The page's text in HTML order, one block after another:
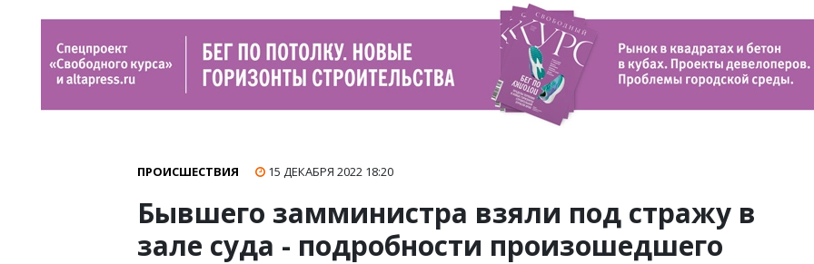
ПРОИСШЕСТВИЯ 15 ДЕКАБРЯ 2022 18:20
Бывшего замминистра взяли под стражу в
зале суда - подробности произошедшего